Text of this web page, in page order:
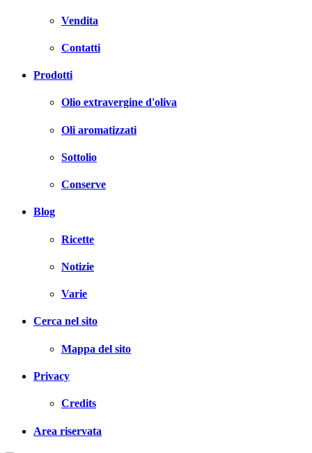
Vendita
Contatti
Prodotti
Olio extravergine d'oliva
Oli aromatizzati
Sottolio
Conserve
Blog
Ricette
Notizie
Varie
Cerca nel sito
Mappa del sito
Privacy
Credits
Area riservata